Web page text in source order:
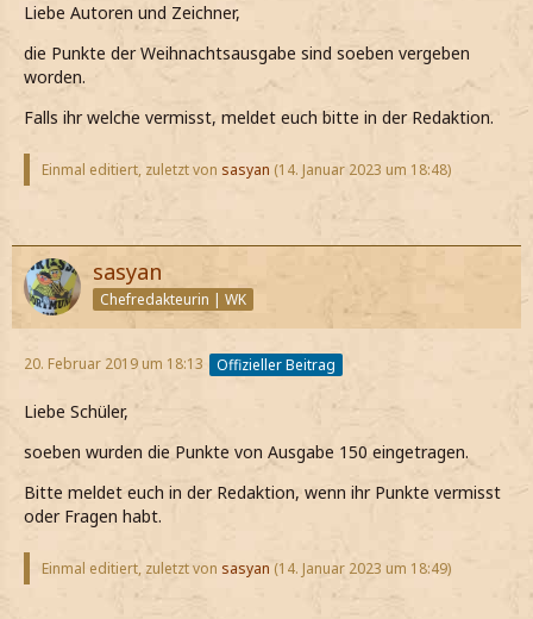
Liebe Autoren und Zeichner,
die Punkte der Weihnachtsausgabe sind soeben vergeben
worden.
Falls ihr welche vermisst, meldet euch bitte in der Redaktion.
Einmal editiert, zuletzt von sasyan (14. Januar 2023 um 18:48)
sasyan
Chefredakteurin | WK
20. Februar 2019 um 18:13 Offizieller Beitrag
Liebe Schüler,
soeben wurden die Punkte von Ausgabe 150 eingetragen.
Bitte meldet euch in der Redaktion, wenn ihr Punkte vermisst
oder Fragen habt.
Einmal editiert, zuletzt von sasyan (14. Januar 2023 um 18:49)